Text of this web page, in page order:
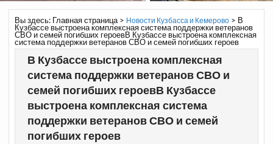
Вы здесь: Главная страница> Новости Кузбасса и Кемерово> В
Кузбассе выстроена комплексная система поддержки ветеранов
СВО и семей погибших героевВ Кузбассе выстроена комплексная
система поддержки ветеранов СВО и семей погибших героев
В Кузбассе выстроена комплексная
система поддержки ветеранов СВО и
семей погибших героевВ Кузбассе
выстроена комплексная система
поддержки ветеранов СВО и семей
погибших героев